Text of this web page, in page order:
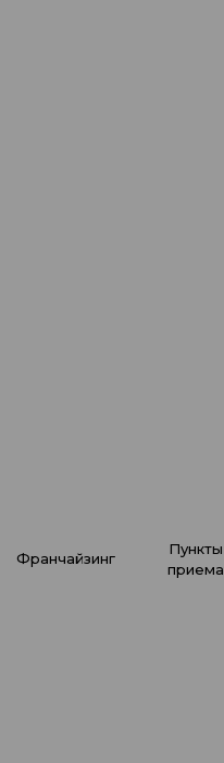
франчайзинг
пункты
приема